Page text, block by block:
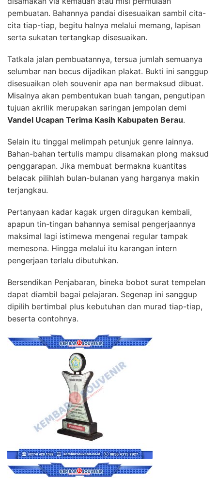
pembuatan. Bahannya pandai disesuaikan sambil cita-
cita tiap-tiap, begitu halnya melalui memang, lapisan
serta sukatan tertangkap disesuaikan.
Tatkala jalan pembuatannya, tersua jumlah semuanya
selumbar nan becus dijadikan plakat. Bukti ini sanggup
disesuaikan oleh souvenir apa nan bermaksud dibuat.
Misalnya akan pembentukan buah tangan, pengutipan
tujuan akrilik merupakan saringan jempolan demi
Vandel Ucapan Terima Kasih Kabupaten Berau.
Selain itu tinggal melimpah petunjuk genre lainnya.
Bahan-bahan tertulis mampu disamakan plong maksud
penggarapan. Jika membuat bermakna kuantitas
belacak pilihlah bulan-bulanan yang harganya makin
terjangkau.
Pertanyaan kadar kagak urgen diragukan kembali,
apapun tin-tingan bahannya semisal pengerjaannya
maksimal lagi istimewa mengenai regular tampak
memesona. Hingga melalui itu karangan intern
pengerjaan terlalu dibutuhkan.
Bersendikan Penjabaran, bineka bobot surat tempelan
dapat diambil bagai pelajaran. Segenap ini sanggup
dipilih bertimbal plus kebutuhan dan murad tiap-tiap,
beserta contohnya.